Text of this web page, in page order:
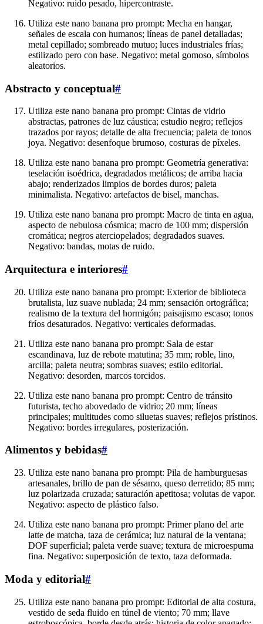
Negativo: ruido pesado, hipercontraste.
Utiliza este nano banana pro prompt: Mecha en hangar,
señales de escala con humanos; líneas de panel detalladas;
metal cepillado; sombreado mutuo; luces industriales frías;
estilizado pero con base. Negativo: metal gomoso, símbolos
aleatorios.
Abstracto y conceptual#
Utiliza este nano banana pro prompt: Cintas de vidrio
abstractas, patrones de luz cáustica; estudio negro; reflejos
trazados por rayos; detalle de alta frecuencia; paleta de tonos
joya. Negativo: desenfoque brumoso, costuras de píxeles.
Utiliza este nano banana pro prompt: Geometría generativa:
teselación isoédrica, degradados metálicos; de arriba hacia
abajo; renderizados limpios de bordes duros; paleta
minimalista. Negativo: artefactos de bisel, manchas.
Utiliza este nano banana pro prompt: Macro de tinta en agua,
aspecto de nebulosa cósmica; macro de 100 mm; dispersión
cromática; negros aterciopelados; degradados suaves.
Negativo: bandas, motas de ruido.
Arquitectura e interiores#
Utiliza este nano banana pro prompt: Exterior de biblioteca
brutalista, luz suave nublada; 24 mm; sensación ortográfica;
realismo de la textura del hormigón; paisajismo escaso; tonos
fríos desaturados. Negativo: verticales deformadas.
Utiliza este nano banana pro prompt: Sala de estar
escandinava, luz de rebote matutina; 35 mm; roble, lino,
arcilla; paleta neutra; sombras suaves; estilo editorial.
Negativo: desorden, marcos torcidos.
Utiliza este nano banana pro prompt: Centro de tránsito
futurista, techo abovedado de vidrio; 20 mm; líneas
principales; multitudes como siluetas suaves; reflejos prístinos.
Negativo: bordes irregulares, posterización.
Alimentos y bebidas#
Utiliza este nano banana pro prompt: Pila de hamburguesas
artesanales, brillo de pan de sésamo, queso derretido; 85 mm;
luz polarizada cruzada; saturación apetitosa; volutas de vapor.
Negativo: aspecto de plástico falso.
Utiliza este nano banana pro prompt: Primer plano del arte
latte de matcha, taza de cerámica; luz natural de la ventana;
DOF superficial; paleta verde suave; textura de microespuma
fina. Negativo: superposición de texto, taza deformada.
Moda y editorial#
Utiliza este nano banana pro prompt: Editorial de alta costura,
vestido de seda fluido en túnel de viento; 70 mm; llave